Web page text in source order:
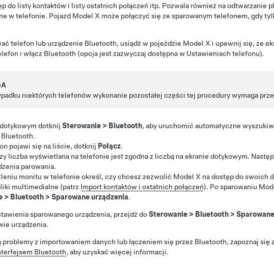
do listy kontaktów i listy ostatnich połączeń itp. Pozwala również na odtwarzanie
w telefonie. Pojazd Model X może połączyć się ze sparowanym telefonem, gdy
telefon lub urządzenie Bluetooth, usiądź w pojeździe Model X i upewnij się, że
i włącz Bluetooth (opcja jest zazwyczaj dostępna w Ustawieniach telefonu).
niektórych telefonów wykonanie pozostałej części tej procedury wymaga
dotknij Sterowanie > Bluetooth, aby uruchomić automatyczne
Bluetooth.
pojawi się na liście, dotknij Połącz.
liczba wyświetlana na telefonie jest zgodna z liczbą na ekranie dotykowym.
parowania.
monitu w telefonie określ, czy chcesz zezwolić Model X na dostęp do swoich
multimedialne (patrz Import kontaktów i ostatnich połączeń). Po sparowaniu
> Bluetooth > Sparowane urządzenia.
sparowanego urządzenia, przejdź doSterowanie > Bluetooth >
urządzenia.
problemy z importowaniem danych lub łączeniem się przez Bluetooth, zapoznaj się
Bluetooth, aby uzyskać więcej informacji.